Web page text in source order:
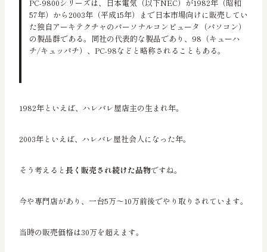
PC-9800シリーズは、日本電気（以下NEC）が1982年（昭和
57年）から2003年（平成15年）まで日本市場向けに販売してい
た独自アーキテクチャのパーソナルコンピュータ（パソコン）
の製品群である。同社の代表的な製品であり、98（キューハ
チ/キュッパチ）、PC-98などと略称されることもある。
1982年といえば、ハレバレ屋店主の生まれ年。
2003年といえば、ハレバレ屋社会人になった年。
そう考えると 長く販売され続けた品物ですね。
今や専門店があり、一台5万～10万前後でやり取りされています。
当時の販売価格は30万を超えます。